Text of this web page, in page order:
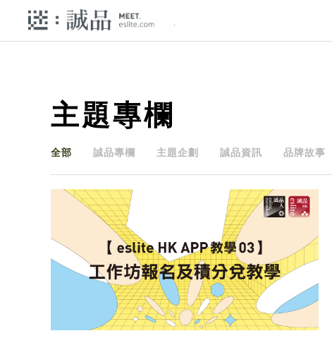
主題專欄
全部 誠品專欄 主題企劃 誠品資訊 品牌故事